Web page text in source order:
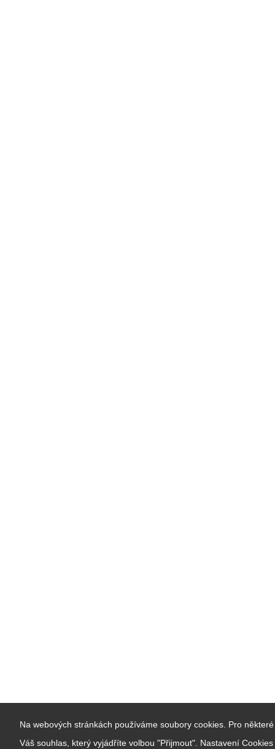
Na webových stránkách používáme soubory cookies. Pro
Váš souhlas, který vyjádříte volbou "Přijmout". Nastavení